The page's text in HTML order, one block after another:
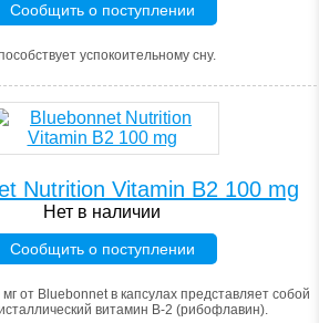
Сообщить о поступлении
успокоительному сну.
Nutrition Vitamin B2 100 mg
Нет в наличии
Сообщить о поступлении
от Bluebonnet в капсулах представляет собой
витамин B-2 (рибофлавин).